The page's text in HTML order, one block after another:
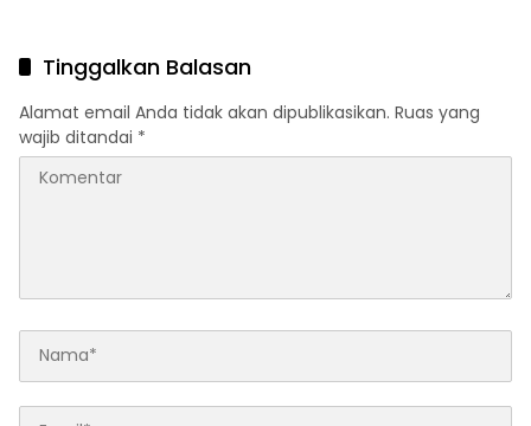
Tinggalkan Balasan
Alamat email Anda tidak akan dipublikasikan. Ruas yang
wajib ditandai *